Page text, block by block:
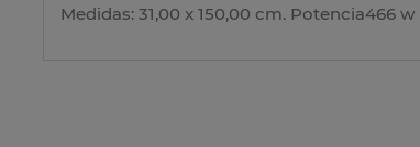
Medidas: 31,00 x 150,00 cm. Potencia466 w